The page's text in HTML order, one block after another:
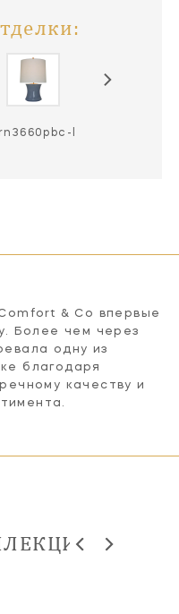
l
& Co впервые
Более чем через
одну из
благодаря
качеству и